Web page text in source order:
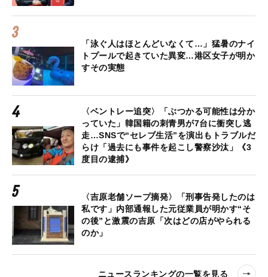
「泳ぐ人はほとんどいなくて…」猛暑のナイ
トプールで起きていた異変…港区女子が明か
すその実態
〈ベントレー追突〉「ぶつかる可能性は分か
っていた」韓国籍の刺青男が7台に衝突し逃
走…SNSで“セレブ生活”を演出もトラブルだ
らけ「過去にも事件を起こし警察沙汰」《3
度目の逮捕》
〈吉原老舗ソープ摘発〉「刑事告発したのは
私です」内部通報した元従業員が明かす“そ
の後”と激震の吉原「次はどの店がやられる
のか」
ニュースランキングの一覧を見る